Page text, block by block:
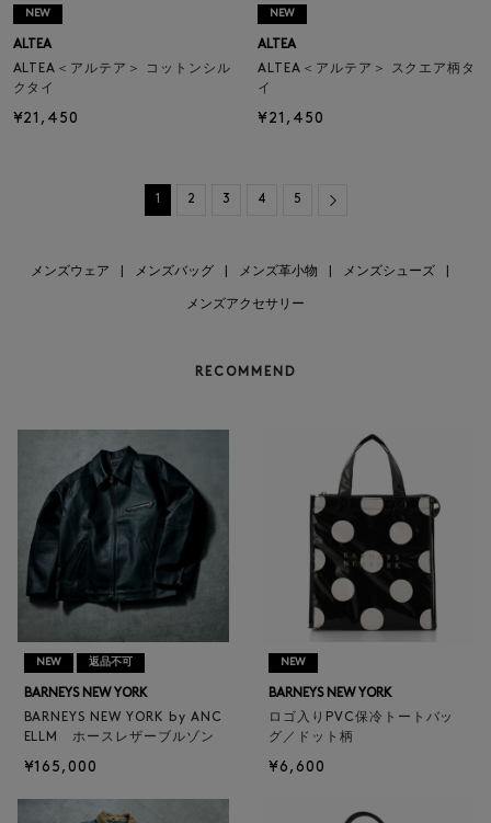
NEW
ALTEA
ALTEA＜アルテア＞ コットンシル
クタイ
¥21,450
NEW
ALTEA
ALTEA＜アルテア＞ スクエア柄タ
イ
¥21,450
1 2 3 4 5 Next
メンズウェア メンズバッグ メンズ革小物 メンズシューズ
メンズアクセサリー
RECOMMEND
NEW 返品不可
BARNEYS NEW YORK
BARNEYS NEW YORK by ANC
ELLM ホースレザーブルゾン
¥165,000
NEW
BARNEYS NEW YORK
ロゴ入りPVC保冷トートバッ
グ／ドット柄
¥6,600